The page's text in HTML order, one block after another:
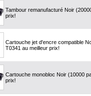
Tambour remanufacturé Noir
prix!
Cartouche jet d'encre compatible
T0341 au meilleur prix!
Cartouche monobloc Noir (10000
prix!